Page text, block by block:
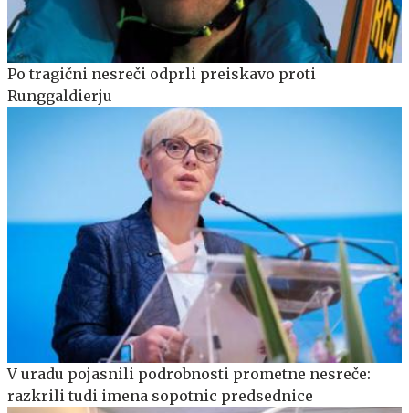
Po tragični nesreči odprli preiskavo proti
Runggaldierju
V uradu pojasnili podrobnosti prometne nesreče:
razkrili tudi imena sopotnic predsednice